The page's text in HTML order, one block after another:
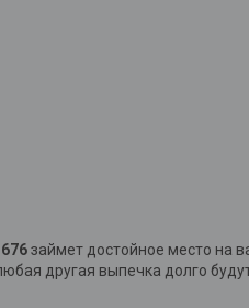
займет достойное место на
другая выпечка долго